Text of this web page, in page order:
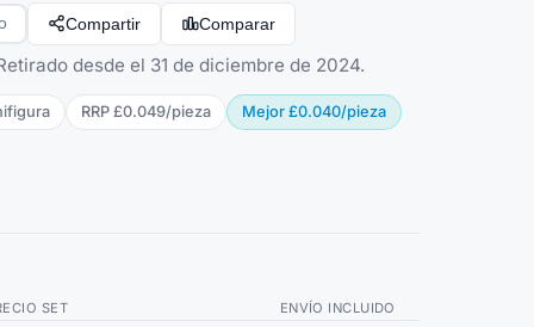
Compartir Comparar
desde el 31 de diciembre de 2024.
RRP £0.049/pieza Mejor £0.040/pieza
SET ENVÍO INCLUIDO